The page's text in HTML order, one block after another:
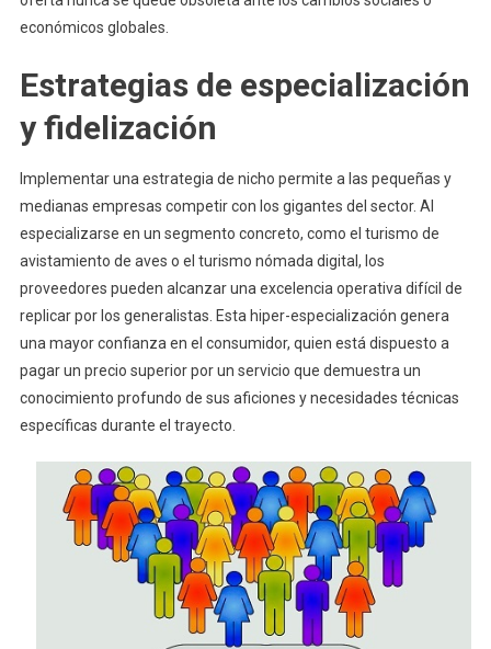
económicos globales.
Estrategias de especialización
y fidelización
Implementar una estrategia de nicho permite a las pequeñas y
medianas empresas competir con los gigantes del sector. Al
especializarse en un segmento concreto, como el turismo de
avistamiento de aves o el turismo nómada digital, los
proveedores pueden alcanzar una excelencia operativa difícil de
replicar por los generalistas. Esta hiper-especialización genera
una mayor confianza en el consumidor, quien está dispuesto a
pagar un precio superior por un servicio que demuestra un
conocimiento profundo de sus aficiones y necesidades técnicas
específicas durante el trayecto.